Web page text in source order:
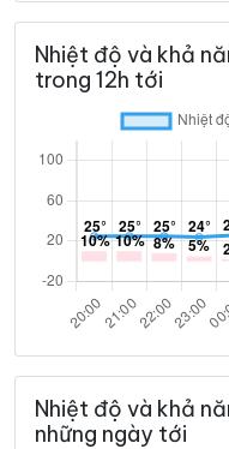
Nhiệt độ và khả
trong 12h tới
Nhiệt độ và khả
những ngày tới